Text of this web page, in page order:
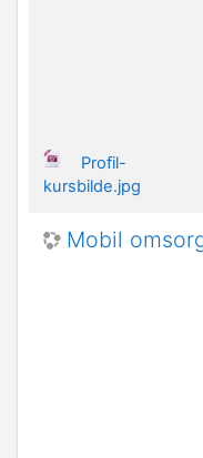
Profil-
kursbilde.jpg
Mobil